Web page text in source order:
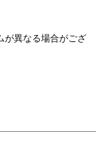
が異なる場合がござ